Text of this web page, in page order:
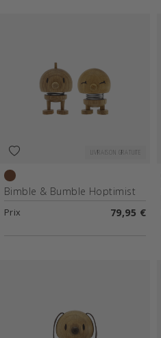
LIVRAISON GRATUITE
Chêne
Bimble & Bumble Hoptimist
Prix 79,95 €